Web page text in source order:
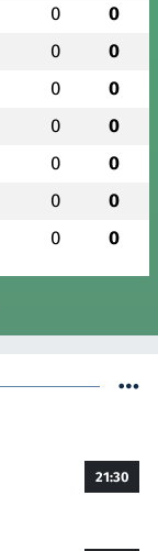
0 0
0 0
0 0
0 0
0 0
0 0
0 0
21:30